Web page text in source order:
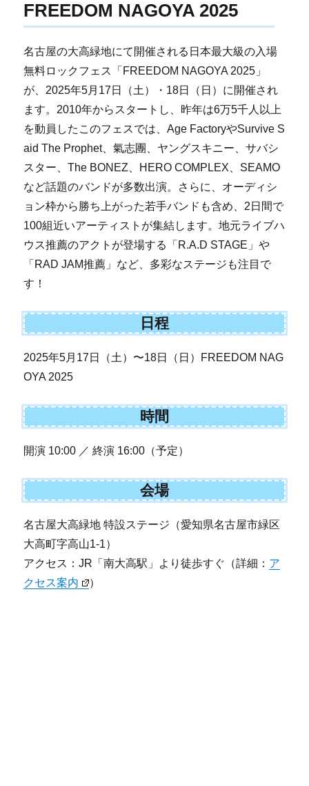
FREEDOM NAGOYA 2025
名古屋の大高緑地にて開催される日本最大級の入場
無料ロックフェス「FREEDOM NAGOYA 2025」
が、2025年5月17日（土）・18日（日）に開催され
ます。2010年からスタートし、昨年は6万5千人以上
を動員したこのフェスでは、Age FactoryやSurvive S
aid The Prophet、氣志團、ヤングスキニー、サバシ
スター、The BONEZ、HERO COMPLEX、SEAMO
など話題のバンドが多数出演。さらに、オーディシ
ョン枠から勝ち上がった若手バンドも含め、2日間で
100組近いアーティストが集結します。地元ライブハ
ウス推薦のアクトが登場する「R.A.D STAGE」や
「RAD JAM推薦」など、多彩なステージも注目で
す！
日程
2025年5月17日（土）〜18日（日）FREEDOM NAG
OYA 2025
時間
開演 10:00 ／ 終演 16:00（予定）
会場
名古屋大高緑地 特設ステージ（愛知県名古屋市緑区
大高町字高山1-1）
アクセス：JR「南大高駅」より徒歩すぐ（詳細： ア
クセス案内
）